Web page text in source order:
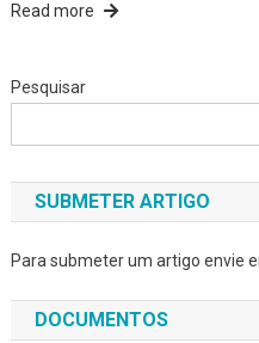
Read more
Pesquisar
SUBMETER ARTIGO
Para submeter um artigo envie
DOCUMENTOS